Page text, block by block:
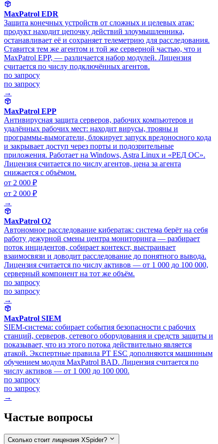
MaxPatrol EDR
Защита конечных устройств от сложных и целевых атак:
продукт находит цепочку действий злоумышленника,
останавливает её и сохраняет телеметрию для расследования.
Ставится тем же агентом и той же серверной частью, что и
MaxPatrol EPP, — различается набор модулей. Лицензия
считается по числу подключённых агентов.
по запросу
по запросу
→
MaxPatrol EPP
Антивирусная защита серверов, рабочих компьютеров и
удалённых рабочих мест: находит вирусы, трояны и
программы-вымогатели, блокирует запуск вредоносного кода
и закрывает доступ через порты и подозрительные
приложения. Работает на Windows, Astra Linux и «РЕД ОС».
Лицензия считается по числу агентов, цена за агента
снижается с объёмом.
от 2 000 ₽
от 2 000 ₽
→
MaxPatrol O2
Автономное расследование кибератак: система берёт на себя
работу дежурной смены центра мониторинга — разбирает
поток инцидентов, собирает контекст, выстраивает
взаимосвязи и доводит расследование до понятного вывода.
Лицензия считается по числу активов — от 1 000 до 100 000,
серверный компонент на тот же объём.
по запросу
по запросу
→
MaxPatrol SIEM
SIEM-система: собирает события безопасности с рабочих
станций, серверов, сетевого оборудования и средств защиты и
показывает, что из этого потока действительно является
атакой. Экспертные правила PT ESC дополняются машинным
обучением модуля MaxPatrol BAD. Лицензия считается по
числу активов — от 1 000 до 100 000.
по запросу
по запросу
→
Частые вопросы
Сколько стоит лицензия XSpider?